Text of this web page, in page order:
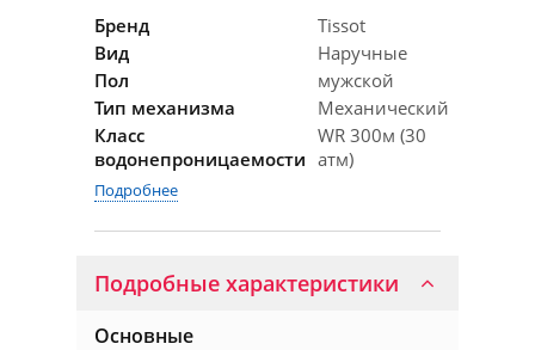
Бренд
Tissot
Вид
Наручные
Пол
мужской
Тип механизма
Механический
Класс
водонепроницаемости
WR 300м (30
атм)
Подробнее
Подробные характеристики
Основные